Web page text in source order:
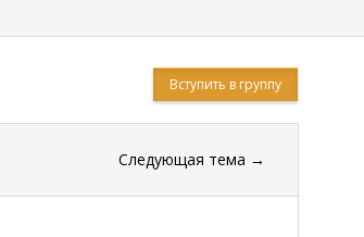
Вступить в группу
Следующая тема →